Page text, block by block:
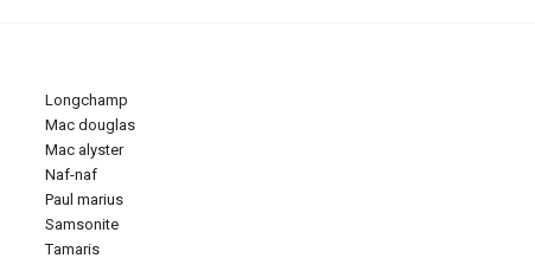
longchamp
mac douglas
mac alyster
naf-naf
paul marius
samsonite
tamaris